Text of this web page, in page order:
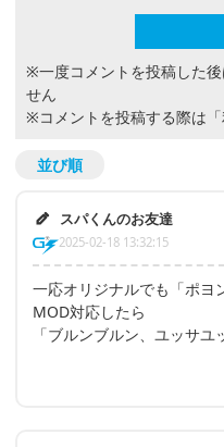
※一度コメントを投稿した
せん
※コメントを投稿する際は
並び順
スパくんのお友達
2025-02-18 13:32:15
一応オリジナルでも「ポヨ
MOD対応したら
「ブルンブルン、ユッサ